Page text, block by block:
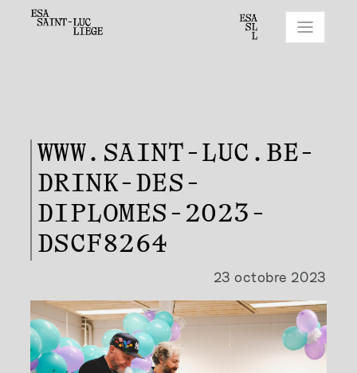
WWW.SAINT-LUC.BE-
DRINK-DES-
DIPLOMES-2023-
DSCF8264
23 octobre 2023